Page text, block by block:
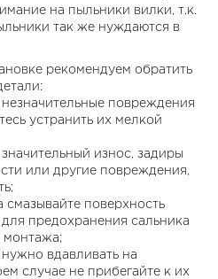
на пыльники вилки, т.к.
так же нуждаются в
рекомендуем обратить
повреждения
устранить их мелкой
износ, задиры
или другие повреждения,
смазывайте поверхность
предохранения сальника
монтажа;
вдавливать на
случае не прибегайте к их